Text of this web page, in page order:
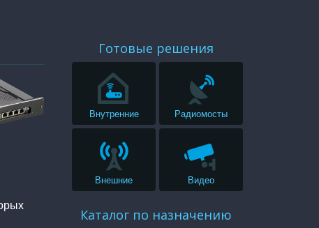
Готовые решения
Внутренние Радиомосты
Внешние Видео
Каталог по назначению